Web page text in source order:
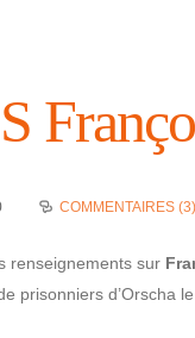
COMMENTAIRES (3)
rensei­gne­ments sur
prison­niers d’Or­scha